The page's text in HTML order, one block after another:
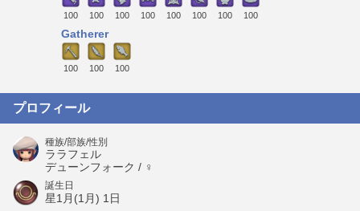
100 100 100 100 100 100 100 100
Gatherer
100 100 100
プロフィール
種族/部族/性別
ララフェル
デューンフォーク / ♀
誕生日
星1月(1月) 1日